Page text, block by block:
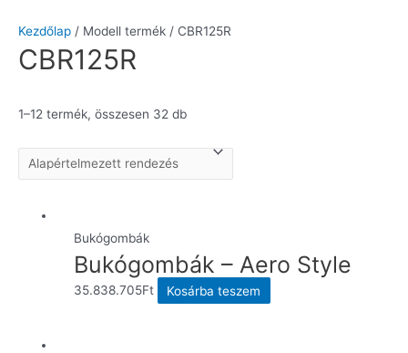
Kezdőlap / Modell termék / CBR125R
CBR125R
1–12 termék, összesen 32 db
Bukógombák
Bukógombák – Aero Style
35.838.705Ft Kosárba teszem